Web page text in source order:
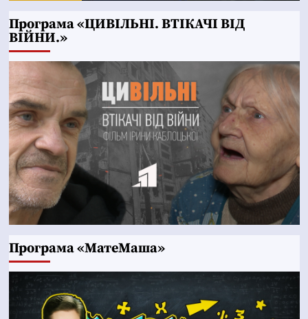
Програма «ЦИВІЛЬНІ. ВТІКАЧІ ВІД
ВІЙНИ.»
Програма «МатеМаша»